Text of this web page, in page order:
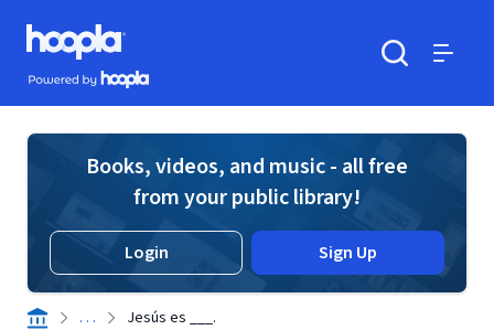
Skip to main content
Hoopla logo
Powered by Hoopla
Books, videos, and music - all free
from your public library!
Login Sign Up
. . . Jesús es ___.